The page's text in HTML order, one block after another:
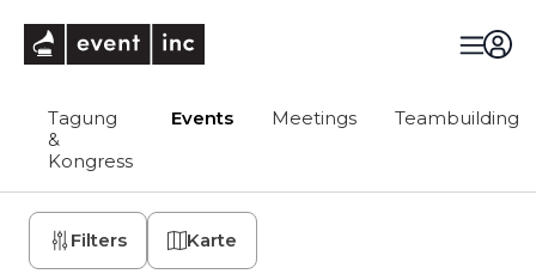
Tagung
&
Kongress
Events Meetings Teambuilding
Filters Karte